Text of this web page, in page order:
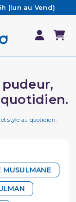
(lun au Vend)
jour même
FAQ
d'achat*
style au quotidien.
MUSULMANE